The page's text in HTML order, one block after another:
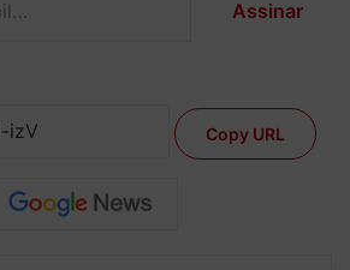
Assinar
Copy URL